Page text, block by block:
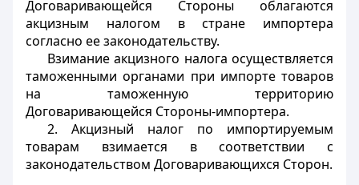
Договаривающейся Стороны облагаются
акцизным налогом в стране импортера
согласно ее законодательству.
Взимание акцизного налога осуществляется
таможенными органами при импорте товаров
на таможенную территорию
Договаривающейся Стороны-импортера.
2. Акцизный налог по импортируемым
товарам взимается в соответствии с
законодательством Договаривающихся Сторон.